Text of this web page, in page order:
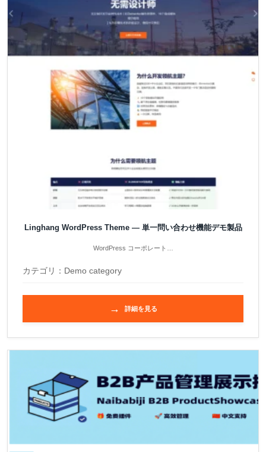
Linghang WordPress Theme — 単一問い合わせ機能デモ製品
WordPress コーポレート…
カテゴリ： Demo category
→ 詳細を見る